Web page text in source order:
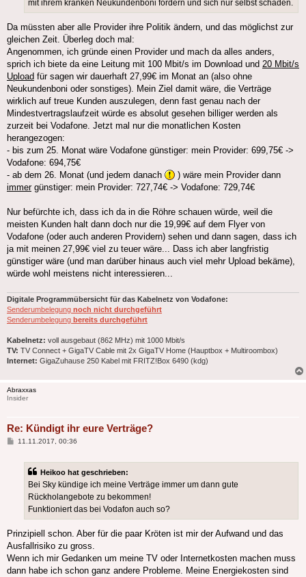
mit ihrem kranken Neukundenboni fördern und sich nur selbst schaden.
Da müssten aber alle Provider ihre Politik ändern, und das möglichst zur
gleichen Zeit. Überleg doch mal:
Angenommen, ich gründe einen Provider und mach da alles anders,
sprich ich biete da eine Leitung mit 100 Mbit/s im Download und 20 Mbit/s
Upload für sagen wir dauerhaft 27,99€ im Monat an (also ohne
Neukundenboni oder sonstiges). Mein Ziel damit wäre, die Verträge
wirklich auf treue Kunden auszulegen, denn fast genau nach der
Mindestvertragslaufzeit würde es absolut gesehen billiger werden als
zurzeit bei Vodafone. Jetzt mal nur die monatlichen Kosten
herangezogen:
- bis zum 25. Monat wäre Vodafone günstiger: mein Provider: 699,75€ ->
Vodafone: 694,75€
- ab dem 26. Monat (und jedem danach
) wäre mein Provider dann
immergünstiger: mein Provider: 727,74€ -> Vodafone: 729,74€
Nur befürchte ich, dass ich da in die Röhre schauen würde, weil die
meisten Kunden halt dann doch nur die 19,99€ auf dem Flyer von
Vodafone (oder auch anderen Providern) sehen und dann sagen, dass ich
ja mit meinen 27,99€ viel zu teuer wäre... Dass ich aber langfristig
günstiger wäre (und man darüber hinaus auch viel mehr Upload bekäme),
würde wohl meistens nicht interessieren...
Digitale Programmübersicht für das Kabelnetz von Vodafone:
Senderumbelegung noch nicht durchgeführt
Senderumbelegung bereits durchgeführt
Kabelnetz: voll ausgebaut (862 MHz) mit 1000 Mbit/s
TV: TV Connect + GigaTV Cable mit 2x GigaTV Home (Hauptbox + Multiroombox)
Internet: GigaZuhause 250 Kabel mit FRITZ!Box 6490 (kdg)
Abraxxas
Insider
Re: Kündigt ihr eure Verträge?
Beitrag
11.11.2017, 00:36
Heikoo hat geschrieben:
Bei Sky kündige ich meine Verträge immer um dann gute
Rückholangebote zu bekommen!
Funktioniert das bei Vodafon auch so?
Prinzipiell schon. Aber für die paar Kröten ist mir der Aufwand und das
Ausfallrisiko zu gross.
Wenn ich mir Gedanken um meine TV oder Internetkosten machen muss
dann habe ich schon ganz andere Probleme. Meine Energiekosten sind